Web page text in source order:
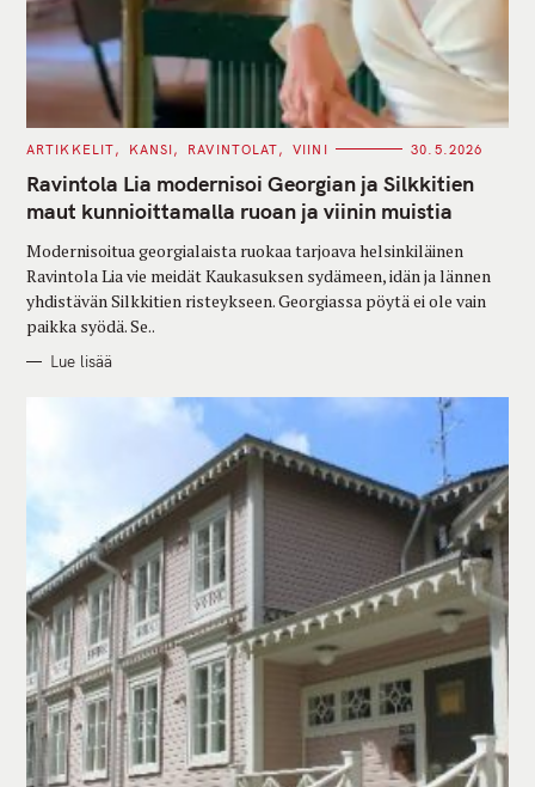
C
T
E
G
O
I
E
S
ARTIKKELIT KANSI RAVINTOLAT VIINI 30.5.2026
Ravintola Lia modernisoi Georgian ja Silkkitien
maut kunnioittamalla ruoan ja viinin muistia
Modernisoitua georgialaista ruokaa tarjoava helsinkiläinen
Ravintola Lia vie meidät Kaukasuksen sydämeen, idän ja lännen
yhdistävän Silkkitien risteykseen. Georgiassa pöytä ei ole vain
paikka syödä. Se..
Lue lisää